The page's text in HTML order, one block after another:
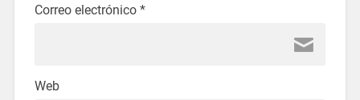
Correo electrónico *
Web